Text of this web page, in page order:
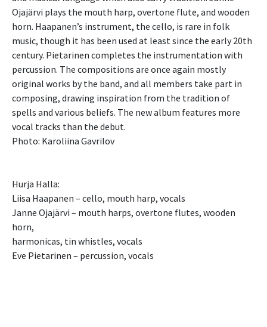
Ojajärvi plays the mouth harp, overtone flute, and wooden
horn. Haapanen’s instrument, the cello, is rare in folk
music, though it has been used at least since the early 20th
century. Pietarinen completes the instrumentation with
percussion. The compositions are once again mostly
original works by the band, and all members take part in
composing, drawing inspiration from the tradition of
spells and various beliefs. The new album features more
vocal tracks than the debut.
Photo: Karoliina Gavrilov
Hurja Halla:
Liisa Haapanen – cello, mouth harp, vocals
Janne Ojajärvi – mouth harps, overtone flutes, wooden
horn,
harmonicas, tin whistles, vocals
Eve Pietarinen – percussion, vocals